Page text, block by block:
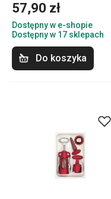
57,90 zł
Dostępny w e-shopie
Dostępny w 17 sklepach
Do koszyka